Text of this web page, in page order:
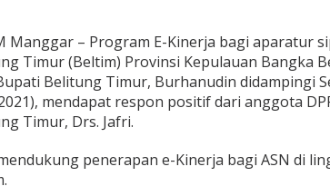
t
m
D
i
d
u
n
Manggar – Program E-Kinerja bagi aparatur
Timur (Beltim) Provinsi Kepulauan Bangka
Belitung Timur, Burhanudin didampingi
mendapat respon positif dari anggota
Timur, Drs. Jafri.
penerapan e-Kinerja bagi ASN di